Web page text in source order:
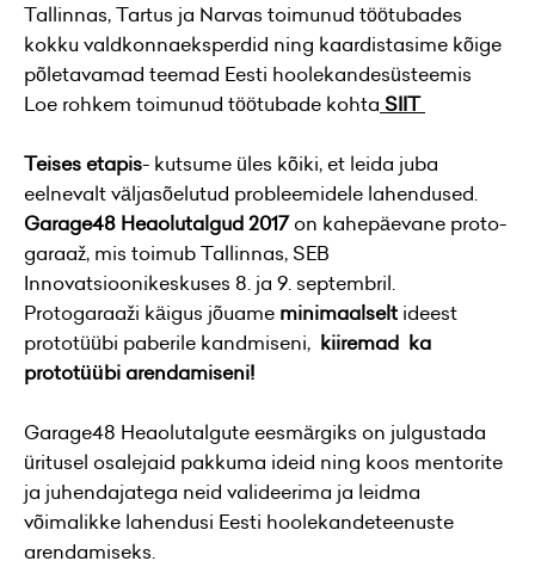
Tallinnas, Tartus ja Narvas toimunud töötubades
kokku valdkonnaeksperdid ning kaardistasime kõige
põletavamad teemad Eesti hoolekandesüsteemis
Loe rohkem toimunud töötubade kohta SIIT
Teises etapis- kutsume üles kõiki, et leida juba
eelnevalt väljasõelutud probleemidele lahendused.
Garage48 Heaolutalgud 2017on kahepäevane proto-
garaaž, mis toimub Tallinnas, SEB
Innovatsioonikeskuses 8. ja 9. septembril.
Protogaraaži käigus jõuame minimaalselt ideest
prototüübi paberile kandmiseni, kiiremad ka
prototüübi arendamiseni!
Garage48 Heaolutalgute eesmärgiks on julgustada
üritusel osalejaid pakkuma ideid ning koos mentorite
ja juhendajatega neid valideerima ja leidma
võimalikke lahendusi Eesti hoolekandeteenuste
arendamiseks.